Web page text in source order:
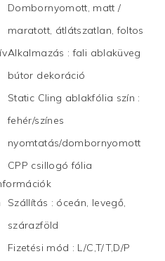
Dombornyomott, matt /
maratott, átlátszatlan, foltos
Alkalmazás :fali ablaküveg
bútor dekoráció
Static Cling ablakfólia szín :
fehér/színes
nyomtatás/dombornyomott
CPP csillogó fólia
Szállítás : óceán, levegő,
szárazföld
Fizetési mód : L/C,T/T,D/P